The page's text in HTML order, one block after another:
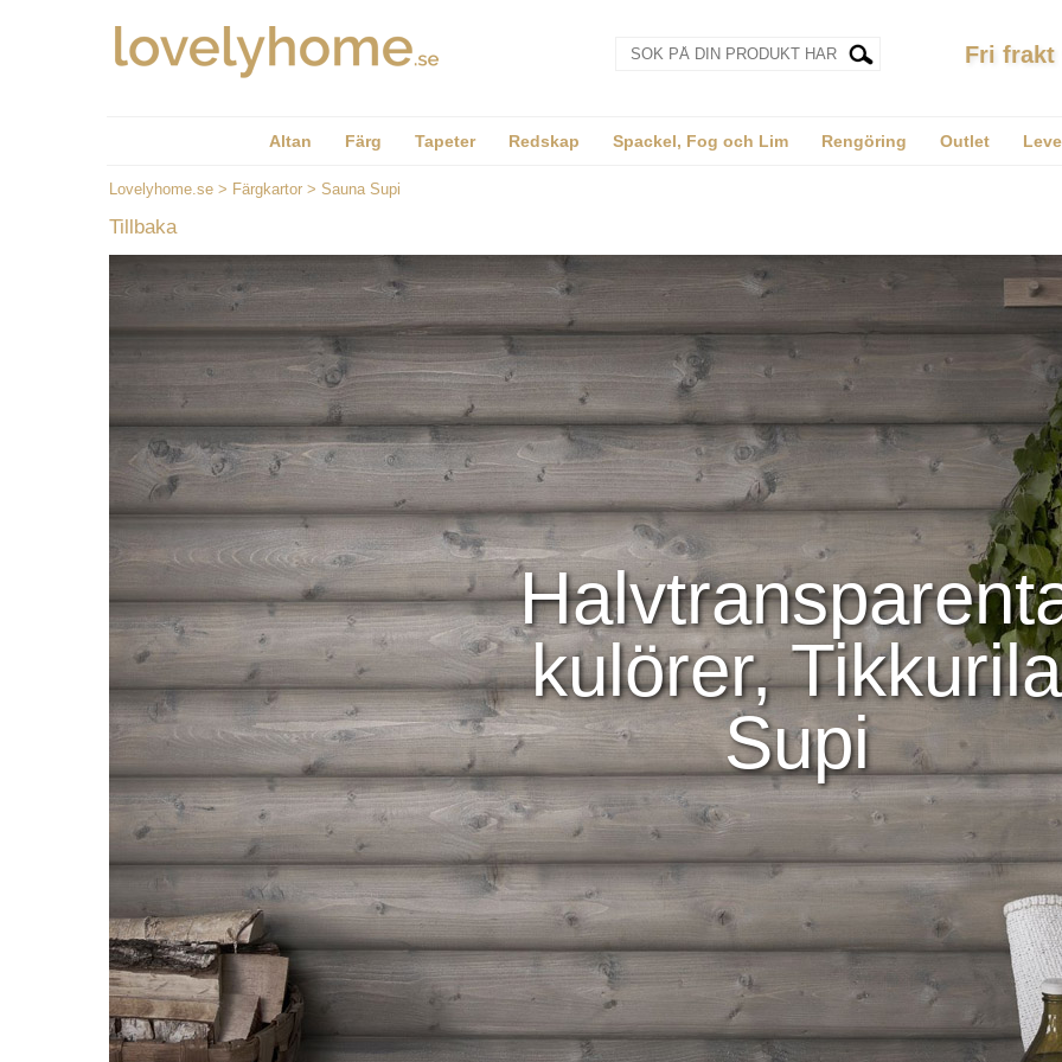
Fri frakt
Altan Färg Tapeter Redskap Spackel, Fog och Lim Rengöring Outlet
Lovelyhome.se > Färgkartor > Sauna Supi
Tillbaka
kulörer, Tikkurila
Supi